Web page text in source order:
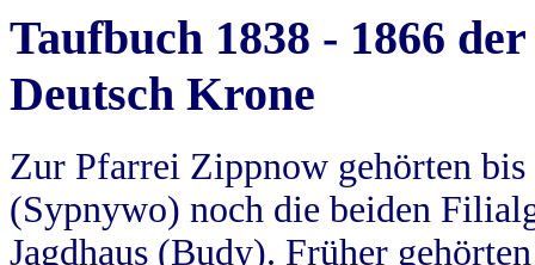
Taufbuch 1838 - 1866
Deutsch Krone
Zur Pfarrei Zippnow gehörten
(Sypnywo) noch die beiden
Jagdhaus (Budy). Früher